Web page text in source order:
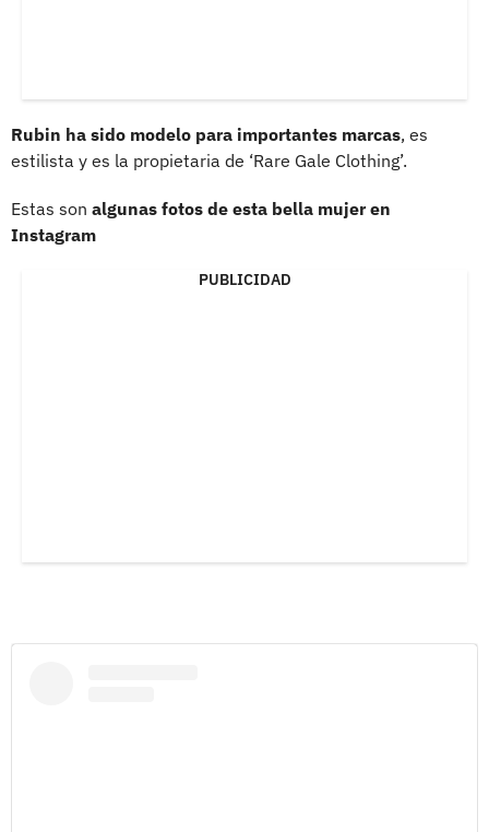
Rubin ha sido modelo para importantes marcas, es
estilista y es la propietaria de ‘Rare Gale Clothing’.
Estas son algunas fotos de esta bella mujer en
Instagram
PUBLICIDAD